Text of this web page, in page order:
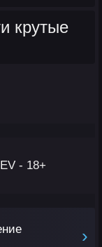
крутые
- 18+
›